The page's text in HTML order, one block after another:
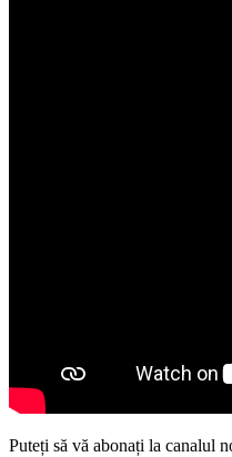
Puteți să vă abonați la canalul